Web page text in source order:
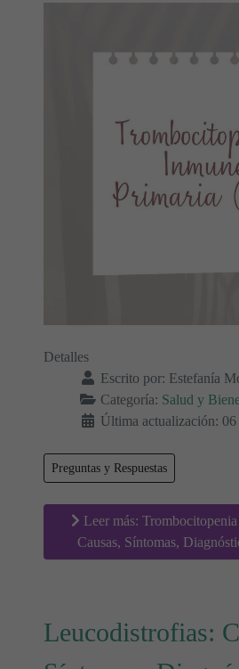
Detalles
Escrito por: Estefanía
Categoría: Salud y
Última actualización:
Preguntas y Respuestas
Leer más:
Causas, Síntomas,
Leucodistrofias: